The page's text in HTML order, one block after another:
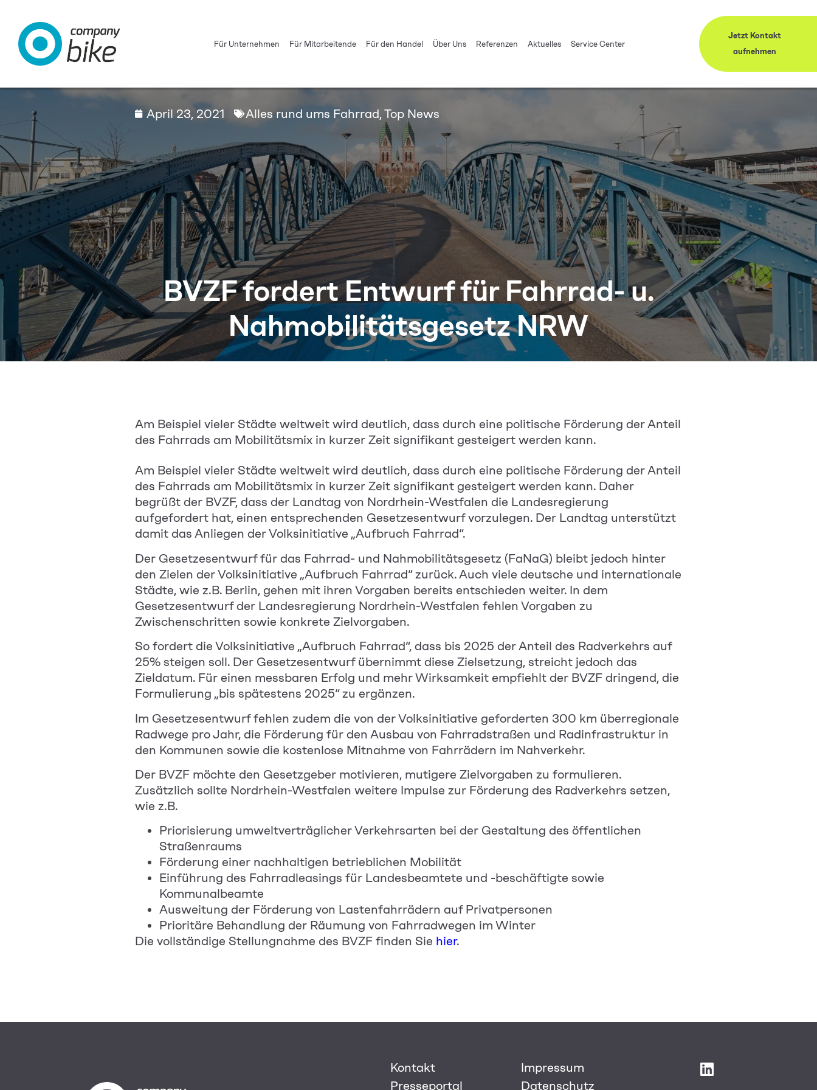
Für Unternehmen Für Mitarbeitende Für den Handel Über Uns Referenzen Aktuelles Service Center
Jetzt Kontakt
aufnehmen
April 23, 2021 Alles rund ums Fahrrad,Top News
BVZF fordert Entwurf für Fahrrad- u.
Nahmobilitätsgesetz NRW
Am Beispiel vieler Städte weltweit wird deutlich, dass durch eine politische Förderung der Anteil
des Fahrrads am Mobilitätsmix in kurzer Zeit signifikant gesteigert werden kann.
Am Beispiel vieler Städte weltweit wird deutlich, dass durch eine politische Förderung der Anteil
des Fahrrads am Mobilitätsmix in kurzer Zeit signifikant gesteigert werden kann. Daher
begrüßt der BVZF, dass der Landtag von Nordrhein-Westfalen die Landesregierung
aufgefordert hat, einen entsprechenden Gesetzesentwurf vorzulegen. Der Landtag unterstützt
damit das Anliegen der Volksinitiative „Aufbruch Fahrrad“.
Der Gesetzesentwurf für das Fahrrad- und Nahmobilitätsgesetz (FaNaG) bleibt jedoch hinter
den Zielen der Volksinitiative „Aufbruch Fahrrad“ zurück. Auch viele deutsche und internationale
Städte, wie z.B. Berlin, gehen mit ihren Vorgaben bereits entschieden weiter. In dem
Gesetzesentwurf der Landesregierung Nordrhein-Westfalen fehlen Vorgaben zu
Zwischenschritten sowie konkrete Zielvorgaben.
So fordert die Volksinitiative „Aufbruch Fahrrad“, dass bis 2025 der Anteil des Radverkehrs auf
25% steigen soll. Der Gesetzesentwurf übernimmt diese Zielsetzung, streicht jedoch das
Zieldatum. Für einen messbaren Erfolg und mehr Wirksamkeit empfiehlt der BVZF dringend, die
Formulierung „bis spätestens 2025“ zu ergänzen.
Im Gesetzesentwurf fehlen zudem die von der Volksinitiative geforderten 300 km überregionale
Radwege pro Jahr, die Förderung für den Ausbau von Fahrradstraßen und Radinfrastruktur in
den Kommunen sowie die kostenlose Mitnahme von Fahrrädern im Nahverkehr.
Der BVZF möchte den Gesetzgeber motivieren, mutigere Zielvorgaben zu formulieren.
Zusätzlich sollte Nordrhein-Westfalen weitere Impulse zur Förderung des Radverkehrs setzen,
wie z.B.
Priorisierung umweltverträglicher Verkehrsarten bei der Gestaltung des öffentlichen
Straßenraums
Förderung einer nachhaltigen betrieblichen Mobilität
Einführung des Fahrradleasings für Landesbeamtete und -beschäftigte sowie
Kommunalbeamte
Ausweitung der Förderung von Lastenfahrrädern auf Privatpersonen
Prioritäre Behandlung der Räumung von Fahrradwegen im Winter
Die vollständige Stellungnahme des BVZF finden Sie hier.
Kontakt
Presseportal
Impressum
Datenschutz